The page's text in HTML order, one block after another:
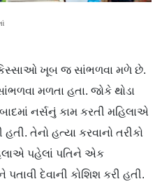
ખૂબ જ સાંભળવા મળે છે.
મળતા હતા. જોકે થોડા
નર્સનું કામ કરતી મહિલાએ
હતી. તેનો હત્યા કરવાનો તરીકો
પહેલાં પતિને એક
પતાવી દેવાની કોશિશ કરી હતી.